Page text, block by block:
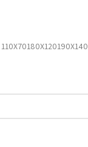
110X70180X120190X140